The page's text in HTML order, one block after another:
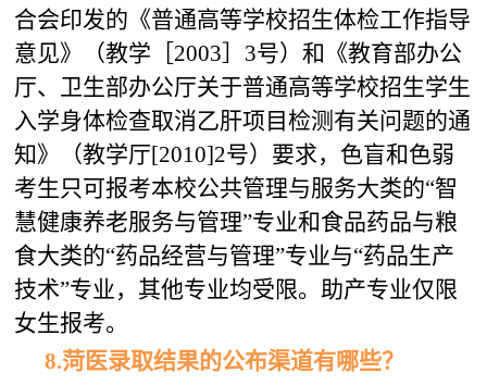
合会印发的《普通高等学校招生体检工作指导
意见》（教学［2003］3号）和《教育部办公
厅、卫生部办公厅关于普通高等学校招生学生
入学身体检查取消乙肝项目检测有关问题的通
知》（教学厅[2010]2号）要求，色盲和色弱
考生只可报考本校公共管理与服务大类的“智
慧健康养老服务与管理”专业和食品药品与粮
食大类的“药品经营与管理”专业与“药品生产
技术”专业，其他专业均受限。助产专业仅限
女生报考。
8.菏医录取结果的公布渠道有哪些？